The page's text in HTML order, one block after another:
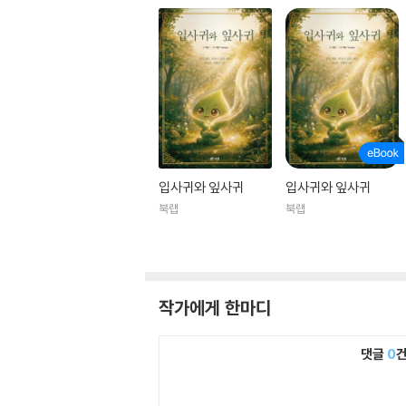
입사귀와 잎사귀
북랩
입사귀와 잎사귀
북랩
작가에게 한마디
댓글 0